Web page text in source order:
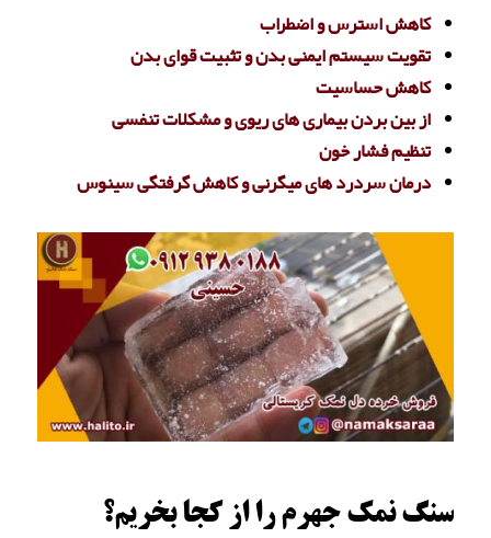
کاهش استرس و اضطراب
تقویت سیستم ایمنی بدن و تثبیت قوای بدن
کاهش حساسیت
از بین بردن بیماری های ریوی و مشکلات تنفسی
تنظیم فشار خون
درمان سردرد های میگرنی و کاهش گرفتگی سینوس
سنگ نمک جهرم را از کجا بخریم؟